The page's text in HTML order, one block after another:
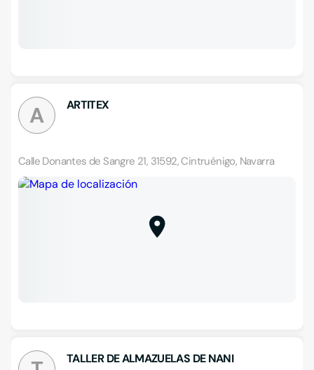
A ARTITEX
Calle Donantes de Sangre 21, 31592, Cintruénigo, Navarra
TALLER DE ALMAZUELAS DE NANI